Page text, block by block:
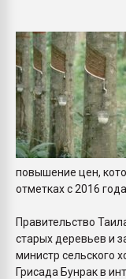
повышение цен,
отметках с 2016
Правительство
старых деревьев и
министр сельского
Грисада Бунрак в